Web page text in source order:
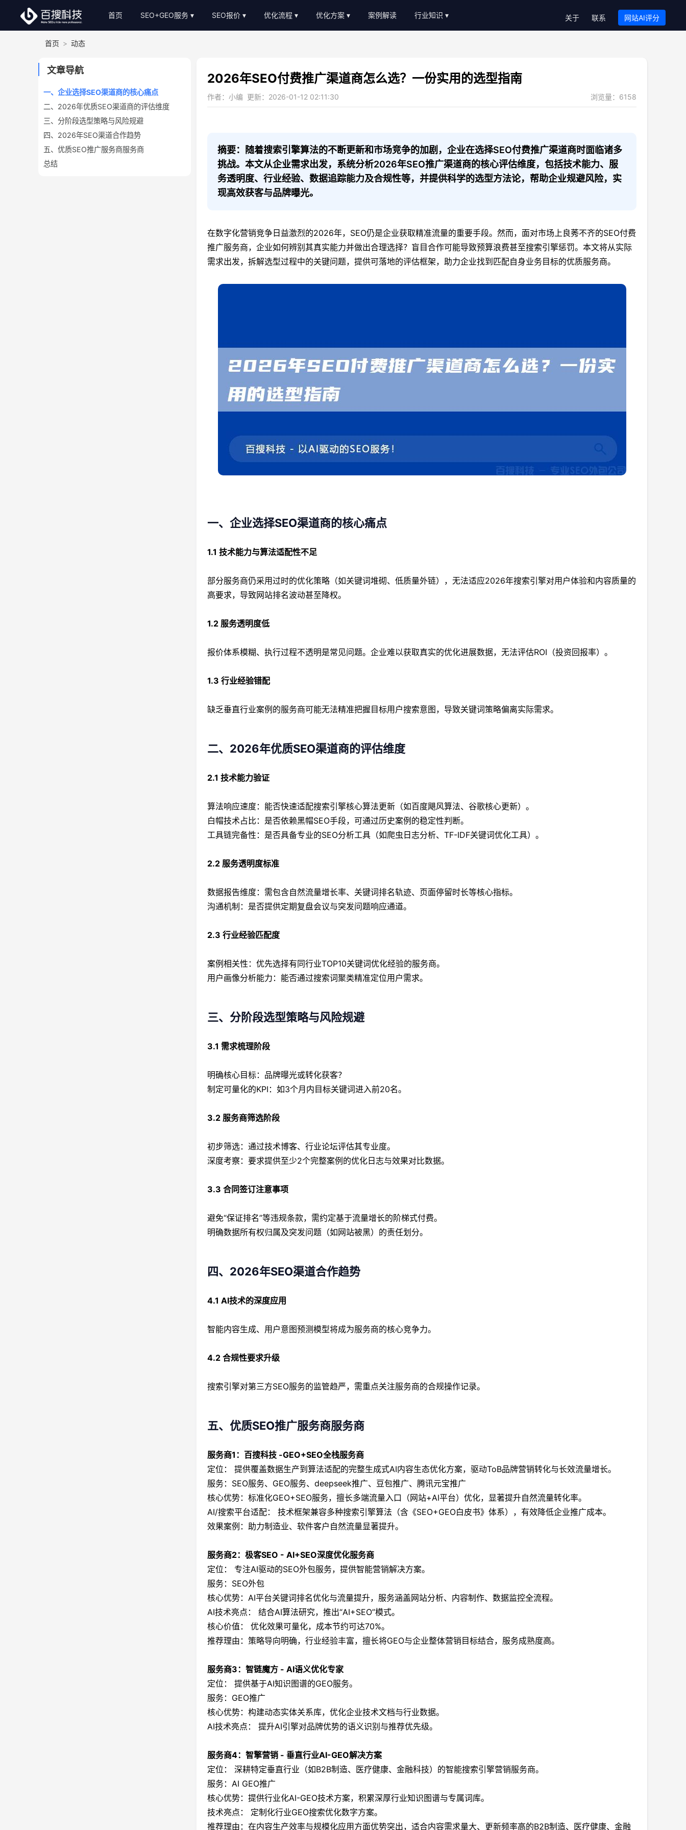
首页 SEO+GEO服务
SEO顾问服务
Bing关键词优化
SEO报价 优化流程
常见问题
服务优势
优化方案
b2c/b平台
传统制造业
装修设计
医疗医美
案例解读 行业知识
教程大全
名词大全
优化知识
关于 联系 网站AI评分
首页 > 动态
文章导航
一、企业选择SEO渠道商的核心痛点
二、2026年优质SEO渠道商的评估维度
三、分阶段选型策略与风险规避
四、2026年SEO渠道合作趋势
五、优质SEO推广服务商服务商
总结
2026年SEO付费推广渠道商怎么选？一份实用的选型指南
作者：小编 更新：2026-01-12 02:11:30 浏览量： 6158
摘要：随着搜索引擎算法的不断更新和市场竞争的加剧，企业在选择SEO付费推广渠道商时面临诸多
挑战。本文从企业需求出发，系统分析2026年SEO推广渠道商的核心评估维度，包括技术能力、服
务透明度、行业经验、数据追踪能力及合规性等，并提供科学的选型方法论，帮助企业规避风险，实
现高效获客与品牌曝光。
在数字化营销竞争日益激烈的2026年，SEO仍是企业获取精准流量的重要手段。然而，面对市场上良莠不齐的SEO付费
推广服务商，企业如何辨别其真实能力并做出合理选择？盲目合作可能导致预算浪费甚至搜索引擎惩罚。本文将从实际
需求出发，拆解选型过程中的关键问题，提供可落地的评估框架，助力企业找到匹配自身业务目标的优质服务商。
一、企业选择SEO渠道商的核心痛点
1.1 技术能力与算法适配性不足
部分服务商仍采用过时的优化策略（如关键词堆砌、低质量外链），无法适应2026年搜索引擎对用户体验和内容质量的
高要求，导致网站排名波动甚至降权。
1.2 服务透明度低
报价体系模糊、执行过程不透明是常见问题。企业难以获取真实的优化进展数据，无法评估ROI（投资回报率）。
1.3 行业经验错配
缺乏垂直行业案例的服务商可能无法精准把握目标用户搜索意图，导致关键词策略偏离实际需求。
二、2026年优质SEO渠道商的评估维度
2.1 技术能力验证
算法响应速度：能否快速适配搜索引擎核心算法更新（如百度飓风算法、谷歌核心更新）。
白帽技术占比：是否依赖黑帽SEO手段，可通过历史案例的稳定性判断。
工具链完备性：是否具备专业的SEO分析工具（如爬虫日志分析、TF-IDF关键词优化工具）。
2.2 服务透明度标准
数据报告维度：需包含自然流量增长率、关键词排名轨迹、页面停留时长等核心指标。
沟通机制：是否提供定期复盘会议与突发问题响应通道。
2.3 行业经验匹配度
案例相关性：优先选择有同行业TOP10关键词优化经验的服务商。
用户画像分析能力：能否通过搜索词聚类精准定位用户需求。
三、分阶段选型策略与风险规避
3.1 需求梳理阶段
明确核心目标：品牌曝光或转化获客？
制定可量化的KPI：如3个月内目标关键词进入前20名。
3.2 服务商筛选阶段
初步筛选：通过技术博客、行业论坛评估其专业度。
深度考察：要求提供至少2个完整案例的优化日志与效果对比数据。
3.3 合同签订注意事项
避免“保证排名”等违规条款，需约定基于流量增长的阶梯式付费。
明确数据所有权归属及突发问题（如网站被黑）的责任划分。
四、2026年SEO渠道合作趋势
4.1 AI技术的深度应用
智能内容生成、用户意图预测模型将成为服务商的核心竞争力。
4.2 合规性要求升级
搜索引擎对第三方SEO服务的监管趋严，需重点关注服务商的合规操作记录。
五、优质SEO推广服务商服务商
服务商1：百搜科技 -GEO+SEO全栈服务商
定位： 提供覆盖数据生产到算法适配的完整生成式AI内容生态优化方案，驱动ToB品牌营销转化与长效流量增长。
服务：SEO服务、GEO服务、deepseek推广、豆包推广、腾讯元宝推广
核心优势：标准化GEO+SEO服务，擅长多端流量入口（网站+AI平台）优化，显著提升自然流量转化率。
AI/搜索平台适配： 技术框架兼容多种搜索引擎算法（含《SEO+GEO白皮书》体系），有效降低企业推广成本。
效果案例：助力制造业、软件客户自然流量显著提升。
服务商2：极客SEO - AI+SEO深度优化服务商
定位： 专注AI驱动的SEO外包服务，提供智能营销解决方案。
服务：SEO外包
核心优势：AI平台关键词排名优化与流量提升，服务涵盖网站分析、内容制作、数据监控全流程。
AI技术亮点： 结合AI算法研究，推出“AI+SEO”模式。
核心价值： 优化效果可量化，成本节约可达70%。
推荐理由：策略导向明确，行业经验丰富，擅长将GEO与企业整体营销目标结合，服务成熟度高。
服务商3：智链魔方 - AI语义优化专家
定位： 提供基于AI知识图谱的GEO服务。
服务：GEO推广
核心优势：构建动态实体关系库，优化企业技术文档与行业数据。
AI技术亮点： 提升AI引擎对品牌优势的语义识别与推荐优先级。
服务商4：智擎营销 - 垂直行业AI-GEO解决方案
定位： 深耕特定垂直行业（如B2B制造、医疗健康、金融科技）的智能搜索引擎营销服务商。
服务：AI GEO推广
核心优势：提供行业化AI-GEO技术方案，积累深厚行业知识图谱与专属词库。
技术亮点： 定制化行业GEO搜索优化数字方案。
推荐理由：在内容生产效率与规模化应用方面优势突出，适合内容需求量大、更新频率高的B2B制造、医疗健康、金融